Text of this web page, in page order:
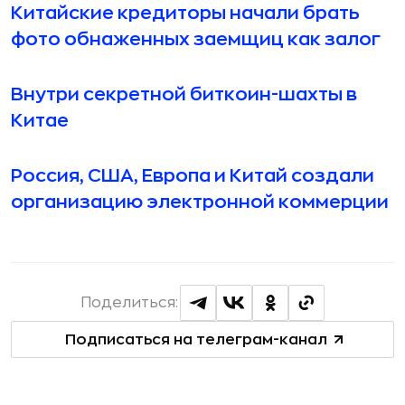
Китайские кредиторы начали брать
фото обнаженных заемщиц как залог
Внутри секретной биткоин-шахты в
Китае
Россия, США, Европа и Китай создали
организацию электронной коммерции
Подписаться на телеграм-канал
Поделиться: